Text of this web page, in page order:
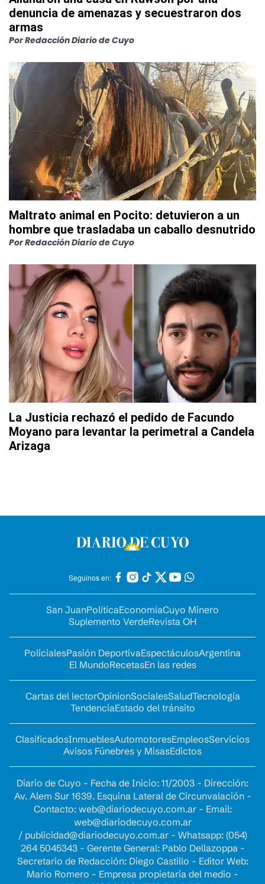
denuncia de amenazas y secuestraron dos
armas
PorRedacción Diario de Cuyo
Maltrato animal en Pocito: detuvieron a un
hombre que trasladaba un caballo desnutrido
PorRedacción Diario de Cuyo
La Justicia rechazó el pedido de Facundo
Moyano para levantar la perimetral a Candela
Arizaga
Seguinos en:
San JuanPolíticaEconomíaCuyo Minero
Suplemento VerdeRevista OH
PolicialesPasión DeportivaEspectáculosArgentina
El MundoRecetasEn las redes
Cartas del lectorOpinionSocialesSaludTecnología
TendenciaEstado del tránsito
ClasificadosInmueblesAutomotoresEmpleosServicios
Avisos Fúnebres y MisasEdictos
Diario de Cuyo - Fecha de Inicio: 11/2003 - Dirección:
Av. Alem Sur 1639. Esquina Lateral de Circunvalación -
Contacto: web@diariodecuyo.com.ar- Email:
web@diariodecuyo.com.ar
/ publicidad@diariodecuyo.com.ar- Whatsapp: (054)
264 5045343 - Gerente General: Pablo Dellazoppa -
Secretario de Redacción: Diego Castillo - Editor Web:
Mario Romero - Empresa propietaria del medio -